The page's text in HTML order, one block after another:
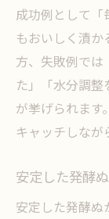
成功例として
もおいしく漬
方、失敗例では
た」「水分調整
が挙げられます
キャッチしなが
安定した発酵
安定した発酵ぬ